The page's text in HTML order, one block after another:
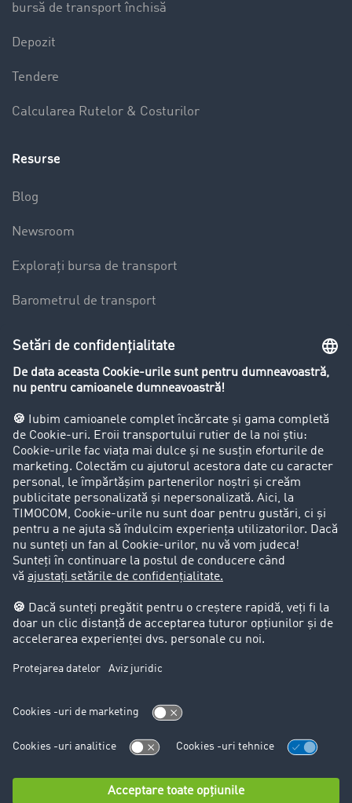
bursă de transport închisă
Depozit
Tendere
Calcularea Rutelor & Costurilor
Resurse
Blog
Newsroom
Explorați bursa de transport
Barometrul de transport
Lexicon de Transport
Restricții de circulație pentru autocamioane
Firma
Success Stories
Clienții aduc clienți
Aspecte legale
Impressum
Protecția datelor
Cookie-Einstellungen
Support